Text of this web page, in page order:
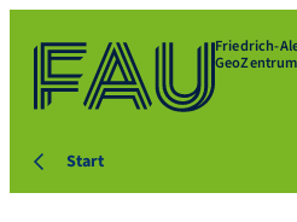
Friedrich-
Start